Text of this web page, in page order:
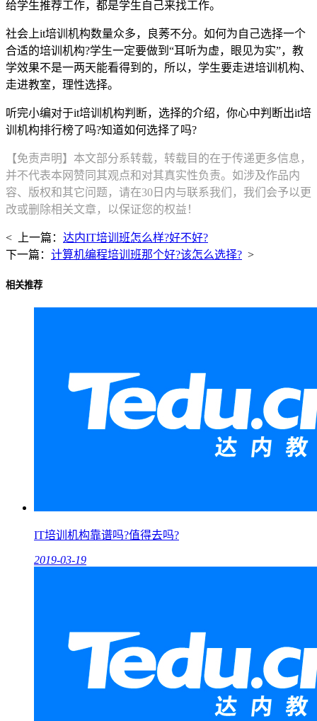
给学生推荐工作，都是学生自己来找工作。
社会上it培训机构数量众多，良莠不分。如何为自己选择一个
合适的培训机构?学生一定要做到“耳听为虚，眼见为实”，教
学效果不是一两天能看得到的，所以，学生要走进培训机构、
走进教室，理性选择。
听完小编对于it培训机构判断，选择的介绍，你心中判断出it培
训机构排行榜了吗?知道如何选择了吗?
【免责声明】本文部分系转载，转载目的在于传递更多信息，
并不代表本网赞同其观点和对其真实性负责。如涉及作品内
容、版权和其它问题，请在30日内与联系我们，我们会予以更
改或删除相关文章，以保证您的权益！
< 上一篇： 达内IT培训班怎么样?好不好?
下一篇： 计算机编程培训班那个好?该怎么选择? >
相关推荐
IT培训机构靠谱吗?值得去吗?
2019-03-19